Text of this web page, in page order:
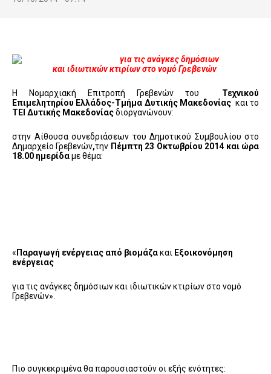
για τις ανάγκες δημόσιων
και ιδιωτικών κτιρίων στο νομό Γρεβενών
Η Νομαρχιακή Επιτροπή Γρεβενών του
Τεχνικού
Επιμελητηρίου Ελλάδος-Τμήμα Δυτικής Μακεδονίας και το
ΤΕΙ Δυτικής Μακεδονίαςδιοργανώνουν:
στην Αίθουσα συνεδριάσεων του Δημοτικού Συμβουλίου στο
Δημαρχείο Γρεβενών,την Πέμπτη 23 Οκτωβρίου 2014 και ώρα
18.00 ημερίδαμε θέμα:
« Παραγωγή ενέργειας από βιομάζακαι Εξοικονόμηση
ενέργειας
για τις ανάγκες δημόσιων και ιδιωτικών κτιρίων στο νομό
Γρεβενών».
Πιο συγκεκριμένα θα παρουσιαστούν οι εξής ενότητες: